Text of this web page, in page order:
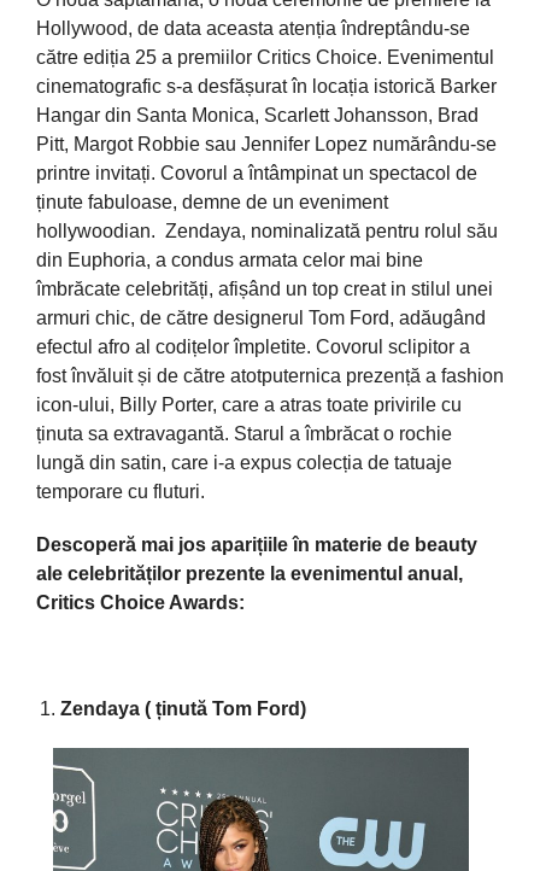
Hollywood, de data aceasta atenția îndreptându-se
către ediția 25 a premiilor Critics Choice. Evenimentul
cinematografic s-a desfășurat în locația istorică Barker
Hangar din Santa Monica, Scarlett Johansson, Brad
Pitt, Margot Robbie sau Jennifer Lopez numărându-se
printre invitați. Covorul a întâmpinat un spectacol de
ținute fabuloase, demne de un eveniment
hollywoodian. Zendaya, nominalizată pentru rolul său
din Euphoria, a condus armata celor mai bine
îmbrăcate celebrități, afișând un top creat in stilul unei
armuri chic, de către designerul Tom Ford, adăugând
efectul afro al codițelor împletite. Covorul sclipitor a
fost învăluit și de către atotputernica prezență a fashion
icon-ului, Billy Porter, care a atras toate privirile cu
ținuta sa extravagantă. Starul a îmbrăcat o rochie
lungă din satin, care i-a expus colecția de tatuaje
temporare cu fluturi.
Descoperă mai jos aparițiile în materie de beauty
ale celebrităților prezente la evenimentul anual,
Critics Choice Awards:
Zendaya ( ținută Tom Ford)